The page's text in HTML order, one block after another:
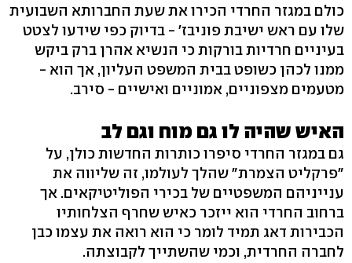
כולם במגזר החרדי הכירו את שעת החברותא השבועית
שלו עם ראש ישיבת פוניבז' - בדיוק כפי שידעו לצטט
בעיניים חרדיות בורקות כי הנשיא אהרן ברק ביקש
ממנו לכהן כשופט בבית המשפט העליון, אך הוא -
מטעמים מצפוניים, אמוניים ואישיים - סירב.
האיש שהיה לו גם מוח וגם לב
גם במגזר החרדי סיפרו כותרות החדשות כולן, על
"פרקליט הצמרת" שהלך לעולמו, זה שליווה את
ענייניהם המשפטיים של בכירי הפוליטיקאים. אך
ברחוב החרדי הוא ייזכר כאיש שחרף הצלחותיו
הכבירות דאג תמיד לומר כי הוא רואה את עצמו כבן
לחברה החרדית, וכמי שהשתייך לקבוצתה.